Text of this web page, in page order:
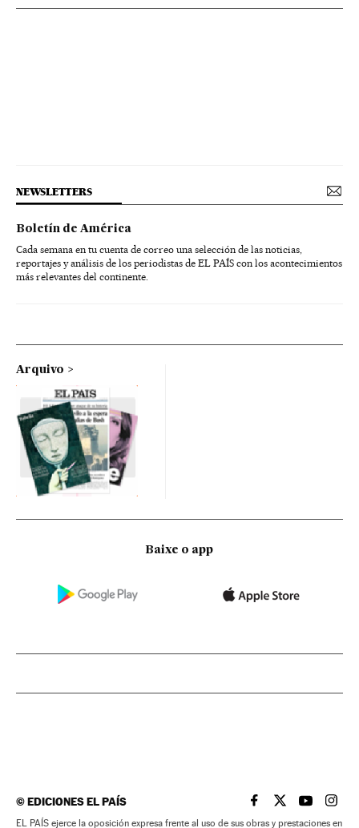
NEWSLETTERS
Boletín de América
Cada semana en tu cuenta de correo una selección de las noticias,
reportajes y análisis de los periodistas de EL PAÍS con los acontecimientos
más relevantes del continente.
Arquivo
Baixe o app
©EDICIONES EL PAÍS EL PAÍS BRASIL EN
EL PAÍSEL PAÍS
EL
EL PAÍS ejerce la oposición expresa frente al uso de sus obras y prestaciones en